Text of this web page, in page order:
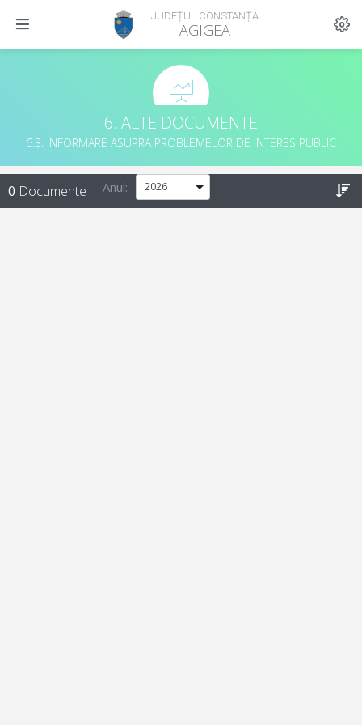
JUDEȚUL CONSTANȚA
AGIGEA
6. ALTE DOCUMENTE
6.3. INFORMARE ASUPRA PROBLEMELOR DE INTERES PUBLIC
0 Documente Anul: